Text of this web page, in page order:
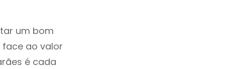
um bom
ao valor
é cada